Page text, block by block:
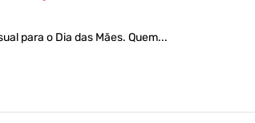
para o Dia das Mães. Quem...